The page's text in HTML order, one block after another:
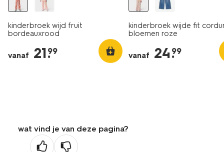
kinderbroek wijd fruit
bordeauxrood
vanaf 21.
99
kinderbroek wijde fit
bloemen roze
vanaf 24.
99
wat vind je van deze pagina?